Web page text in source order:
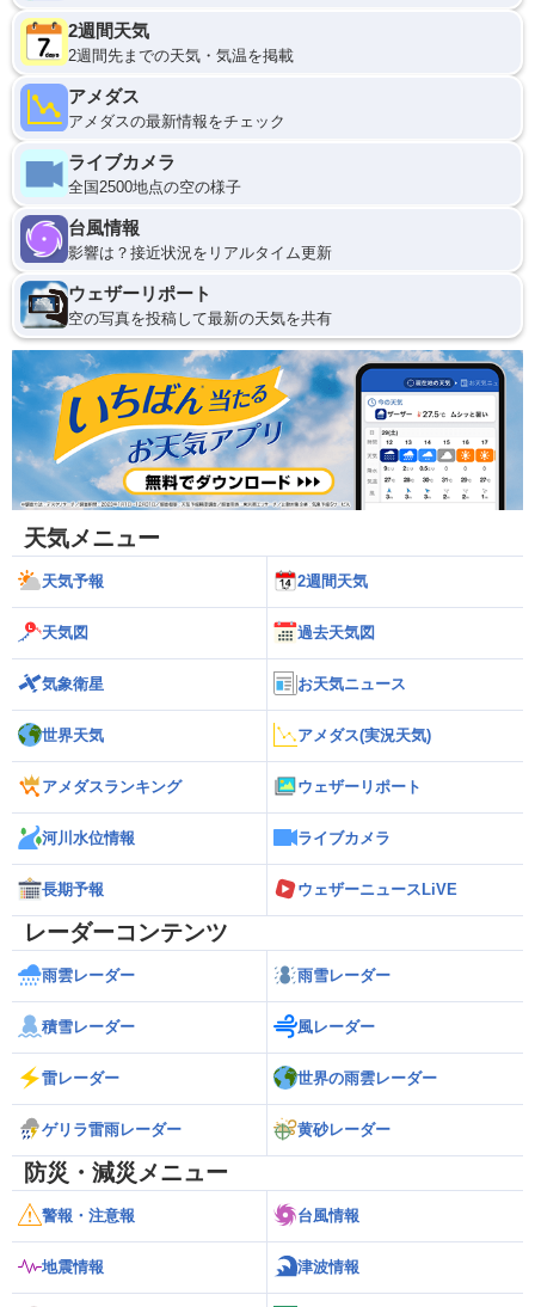
2週間天気
2週間先までの天気・気温を掲載
アメダス
アメダスの最新情報をチェック
ライブカメラ
全国2500地点の空の様子
台風情報
影響は？接近状況をリアルタイム更新
ウェザーリポート
空の写真を投稿して最新の天気を共有
天気メニュー
天気予報 2週間天気
天気図 過去天気図
気象衛星 お天気ニュース
世界天気 アメダス(実況天気)
アメダスランキング ウェザーリポート
河川水位情報 ライブカメラ
長期予報 ウェザーニュースLiVE
レーダーコンテンツ
雨雲レーダー 雨雪レーダー
積雪レーダー 風レーダー
雷レーダー 世界の雨雲レーダー
ゲリラ雷雨レーダー 黄砂レーダー
防災・減災メニュー
警報・注意報 台風情報
地震情報 津波情報